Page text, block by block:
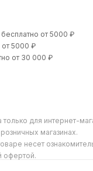
бесплатно от 5000 ₽
от 5000 ₽
от 30 000 ₽
только для интернет-
магазинах.
несет
офертой.